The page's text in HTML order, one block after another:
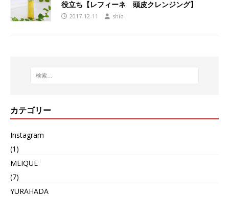
役立ち【レフィーネ 頭皮クレンジング】
2017-12-11 shio
カテゴリー
Instagram
(1)
MEIQUE
(7)
YURAHADA